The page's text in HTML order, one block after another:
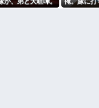
w w w w w w
10年後…